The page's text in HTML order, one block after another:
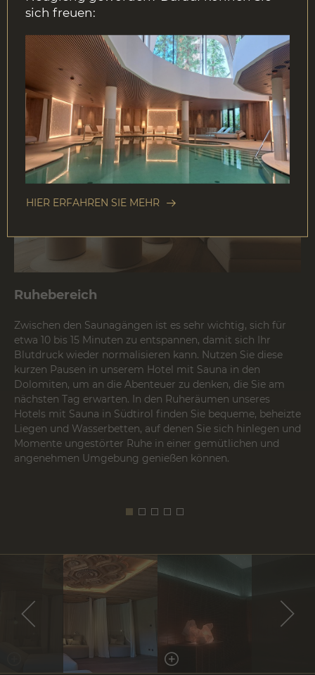
Allergien, Erkältungen und Entzündungen,
Hautunreinheiten, Stoffwechselproblemen,
Muskelverspannungen und Durchblutungsstörungen.
Ruhebereich
Zwischen den Saunagängen ist es sehr wichtig, sich für
etwa 10 bis 15 Minuten zu entspannen, damit sich Ihr
Blutdruck wieder normalisieren kann. Nutzen Sie diese
kurzen Pausen in unserem Hotel mit Sauna in den
Dolomiten, um an die Abenteuer zu denken, die Sie am
nächsten Tag erwarten. In den Ruheräumen unseres
Hotels mit Sauna in Südtirol finden Sie bequeme, beheizte
Liegen und Wasserbetten, auf denen Sie sich hinlegen und
Momente ungestörter Ruhe in einer gemütlichen und
angenehmen Umgebung genießen können.
sich freuen:
HIER ERFAHREN SIE MEHR